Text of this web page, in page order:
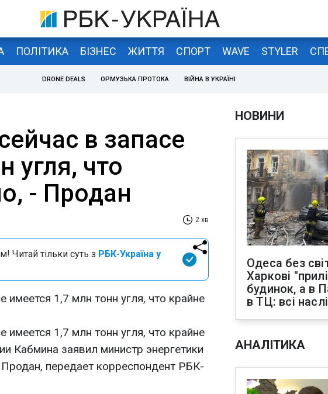
ПОЛІТИКА БІЗНЕС ЖИТТЯ СПОРТ WAVE STYLER
DRONE DEALS ОРМУЗЬКА ПРОТОКА ВІЙНА В УКРАЇНІ
в запасе
угля, что
- Продан
2 хв
Читай тільки суть з РБК-Україна у
имеется 1,7 млн тонн угля, что крайне
имеется 1,7 млн тонн угля, что крайне
Кабмина заявил министр энергетики
передает корреспондент РБК-
НОВИНИ
Одеса без
Харкові
будинок, а в
в ТЦ: всі
АНАЛІТИКА